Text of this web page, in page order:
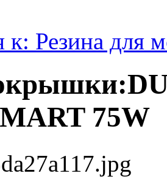
к: Резина для
75W